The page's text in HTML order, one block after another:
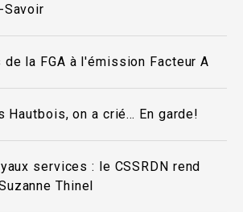
Savoir
de la FGA à l'émission Facteur A
Hautbois, on a crié… En garde!
services : le CSSRDN rend
Thinel